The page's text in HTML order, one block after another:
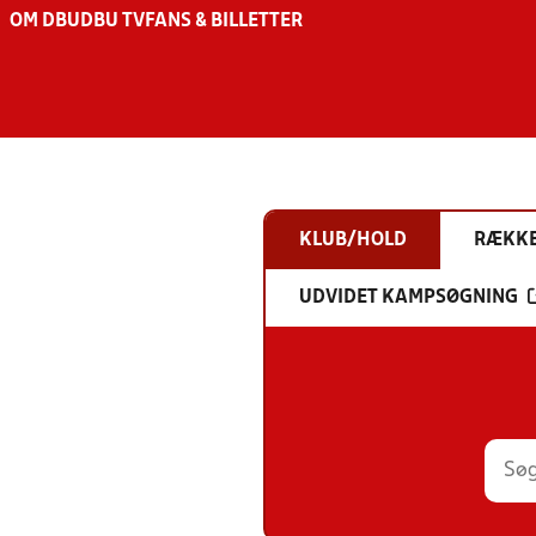
OM DBU DBU TV FANS & BILLETTER
KLUB/HOLD
UDVIDET KAMPSØGNING